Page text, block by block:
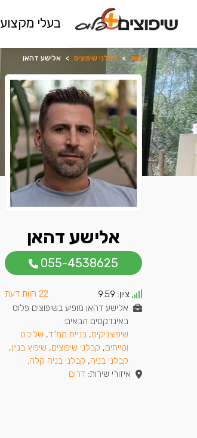
בעלי מקצוע
בית > קבלני שיפוצים > אלישע דהאן
אלישע דהאן
055-4538625
ציון: 9.59
22 חוות דעת
אלישע דהאן מופיע בשיפוצים פלוס
באינדקסים הבאים:
שיפוצניקים, בניית ממ"ד, שליכט
וטייחים, קבלני שיפוצים, שיפוץ בניין,
קבלני בניה, קבלני בניה קלה.
איזורי שירות: דרום